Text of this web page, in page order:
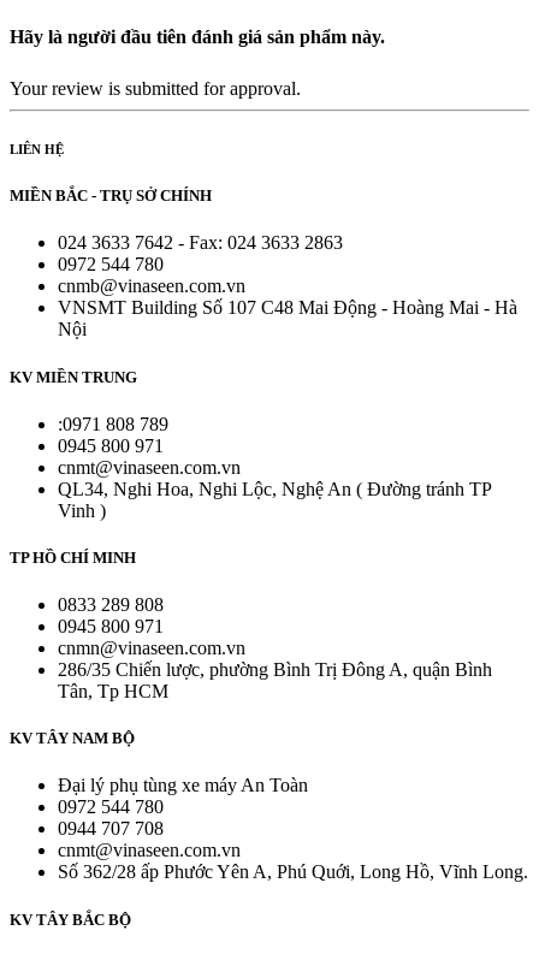
Hãy là người đầu tiên đánh giá sản phẩm này.
Your review is submitted for approval.
LIÊN HỆ
MIỀN BẮC - TRỤ SỞ CHÍNH
024 3633 7642 - Fax: 024 3633 2863
0972 544 780
cnmb@vinaseen.com.vn
VNSMT Building Số 107 C48 Mai Động - Hoàng Mai - Hà
Nội
KV MIỀN TRUNG
:0971 808 789
0945 800 971
cnmt@vinaseen.com.vn
QL34, Nghi Hoa, Nghi Lộc, Nghệ An ( Đường tránh TP
Vinh )
TP HỒ CHÍ MINH
0833 289 808
0945 800 971
cnmn@vinaseen.com.vn
286/35 Chiến lược, phường Bình Trị Đông A, quận Bình
Tân, Tp HCM
KV TÂY NAM BỘ
Đại lý phụ tùng xe máy An Toàn
0972 544 780
0944 707 708
cnmt@vinaseen.com.vn
Số 362/28 ấp Phước Yên A, Phú Quới, Long Hồ, Vĩnh Long.
KV TÂY BẮC BỘ